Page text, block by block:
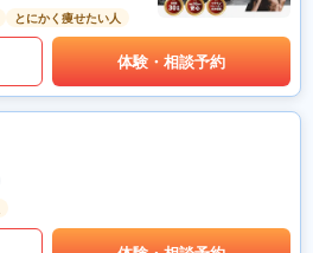
とにかく痩せたい人
体験・相談予約